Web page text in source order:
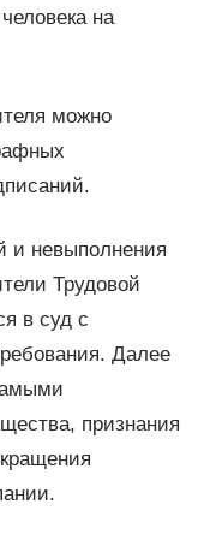
на
можно
и невыполнения
Трудовой
в суд с
Далее
признания